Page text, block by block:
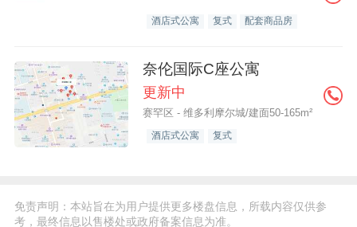
酒店式公寓 复式 配套商品房
奈伦国际C座公寓
更新中
赛罕区 - 维多利摩尔城/建面50-165m²
酒店式公寓 复式
免责声明：本站旨在为用户提供更多楼盘信息，所载内容仅供参
考，最终信息以售楼处或政府备案信息为准。